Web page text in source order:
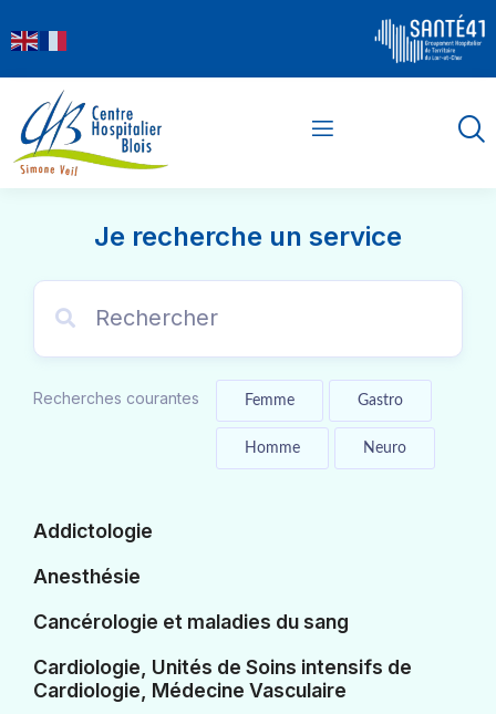
principal
Je recherche un service
Recherches courantes Femme Gastro
Homme Neuro
Addictologie
Anesthésie
Cancérologie et maladies du sang
Cardiologie, Unités de Soins intensifs de
Cardiologie, Médecine Vasculaire